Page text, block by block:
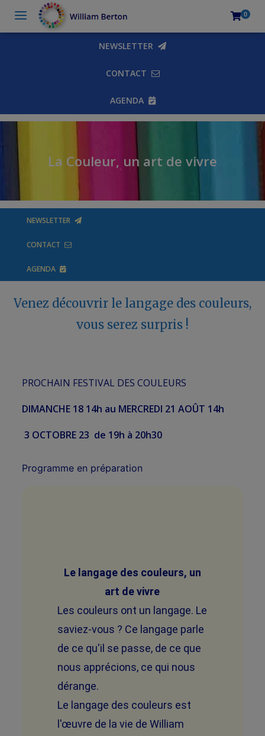
0
NEWSLETTER
CONTACT
AGENDA
La Couleur, un art de vivre
NEWSLETTER
CONTACT
AGENDA
Venez découvrir le langage des couleurs,
vous serez surpris !
PROCHAIN FESTIVAL DES COULEURS
DIMANCHE 18 14h au MERCREDI 21 AOÛT 14h
3 OCTOBRE 23 de 19h à 20h30
Programme en préparation
Le langage des couleurs, un
art de vivre
Les couleurs ont un langage. Le
saviez-vous ? Ce langage parle
de ce qu'il se passe, de ce que
nous apprécions, ce qui nous
dérange.
Le langage des couleurs est
l'œuvre de la vie de William